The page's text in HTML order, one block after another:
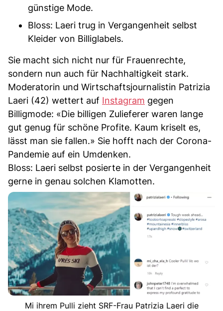
günstige Mode.
Bloss: Laeri trug in Vergangenheit selbst
Kleider von Billiglabels.
Sie macht sich nicht nur für Frauenrechte,
sondern nun auch für Nachhaltigkeit stark.
Moderatorin und Wirtschaftsjournalistin Patrizia
Laeri (42) wettert auf Instagram gegen
Billigmode: «Die billigen Zulieferer waren lange
gut genug für schöne Profite. Kaum kriselt es,
lässt man sie fallen.» Sie hofft nach der Corona-
Pandemie auf ein Umdenken.
Bloss: Laeri selbst posierte in der Vergangenheit
gerne in genau solchen Klamotten.
Mi ihrem Pulli zieht SRF-Frau Patrizia Laeri die